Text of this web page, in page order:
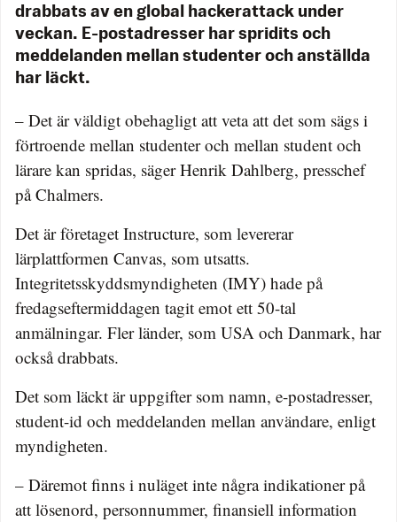
drabbats av en global hackerattack under
veckan. E-postadresser har spridits och
meddelanden mellan studenter och anställda
har läckt.
– Det är väldigt obehagligt att veta att det som sägs i
förtroende mellan studenter och mellan student och
lärare kan spridas, säger Henrik Dahlberg, presschef
på Chalmers.
Det är företaget Instructure, som levererar
lärplattformen Canvas, som utsatts.
Integritetsskyddsmyndigheten (IMY) hade på
fredagseftermiddagen tagit emot ett 50-tal
anmälningar. Fler länder, som USA och Danmark, har
också drabbats.
Det som läckt är uppgifter som namn, e-postadresser,
student-id och meddelanden mellan användare, enligt
myndigheten.
– Däremot finns i nuläget inte några indikationer på
att lösenord, personnummer, finansiell information